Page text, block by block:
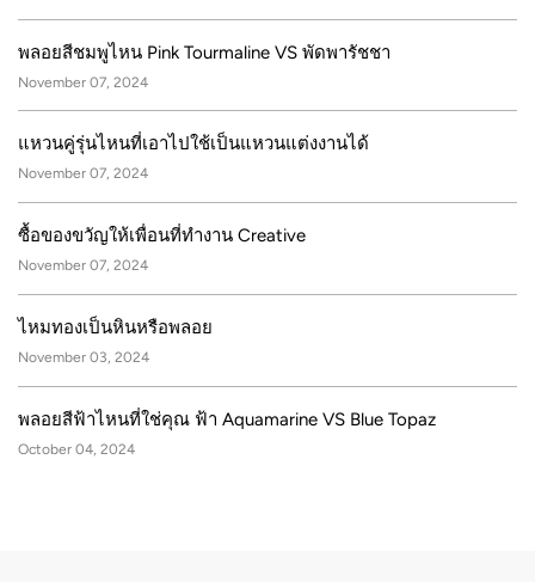
พลอยสีชมพูไหน Pink Tourmaline VS พัดพารัชชา
November 07, 2024
แหวนคู่รุ่นไหนที่เอาไปใช้เป็นแหวนแต่งงานได้
November 07, 2024
ซื้อของขวัญให้เพื่อนที่ทำงาน Creative
November 07, 2024
ไหมทองเป็นหินหรือพลอย
November 03, 2024
พลอยสีฟ้าไหนที่ใช่คุณ ฟ้า Aquamarine VS Blue Topaz
October 04, 2024